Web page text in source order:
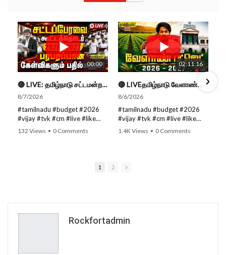
00:00
🔴 LIVE: தமிழ்நாடு சட்டமன்றப் பேரவை கூட்டத்தொடர் - நிதிநிலை அறிக்கை மீது விவாதம் #live #budget #video
8/7/2026
#tamilnadu #budget #2026
#vijay #tvk #cm #live #like
#viral #nowtrending #video
ROCKFORT TIMES for NEW
the Subscribe button! Stay
132 Views • 0 Comments
02:11:16
🔴 LIVEதமிழ்நாடு வேளாண்மை நிதிநிலை அறிக்கை - 2026-27 |TN Agriculture Budget #live #budget #video #cm
8/6/2026
#tamilnadu #budget #2026
#vijay #tvk #cm #live #like
#viral #nowtrending #video
the Subscribe button! Stay
1.4K Views • 0 Comments
1 2
Rockfortadmin